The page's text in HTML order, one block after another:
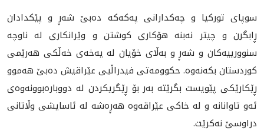
سوپاى توركيا و چه‌كدارانى په‌كه‌كه‌ ده‌بێ شه‌ڕ و پێكدادان
ڕابگرن و چيتر نه‌بنه‌ هۆكارى كوشتن و وێرانكارى له‌ ناوچه‌
سنوورييه‌كان و شه‌ڕ و به‌ڵاى خۆيان له‌ يه‌خه‌ى خه‌ڵكى هه‌رێمى
كوردستان بكه‌نه‌وه‌. حكوومه‌تى فيدراڵيى عێراقيش ده‌بێ هه‌موو
ڕێكارێكى پێويست بگرێته‌ به‌ر بۆ ڕێگريكردن له‌ دووباره‌بوونه‌وه‌ى
ئه‌و تاوانانه‌ و له‌ خاكى عێراقه‌وه‌ هه‌ڕه‌شه‌ له‌ ئاسايشى وڵاتانى
دراوسێ نه‌كرێت.